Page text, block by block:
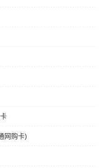
网购卡)